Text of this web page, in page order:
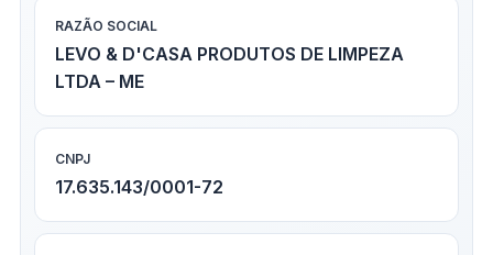
RAZÃO SOCIAL
LEVO & D'CASA PRODUTOS DE LIMPEZA
LTDA – ME
CNPJ
17.635.143/0001-72